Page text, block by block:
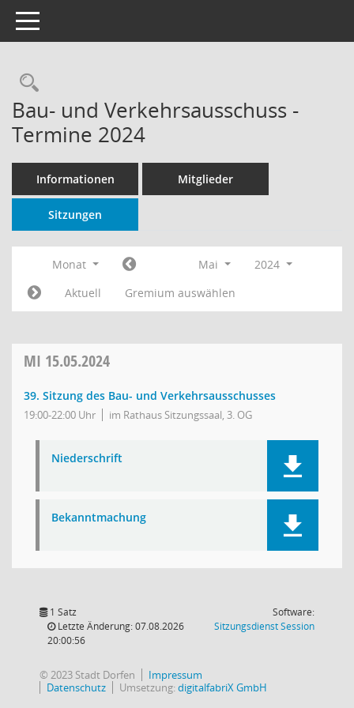
Toggle navigation
Rechercheauswahl
Bau- und Verkehrsausschuss -
Termine 2024
Informationen Mitglieder
Sitzungen
Monat Mai
2024
Aktuell
Gremium auswählen
MI 15.05.2024
39. Sitzung des Bau- und Verkehrsausschusses
19:00-22:00 Uhr im Rathaus Sitzungssaal, 3. OG
Niederschrift
Bekanntmachung
1 Satz
Letzte Änderung: 07.08.2026
20:00:56
Software:
SitzungsdienstSession(Wird in
© 2023 Stadt Dorfen
Impressum
Datenschutz
Umsetzung:digitalfabriX GmbH